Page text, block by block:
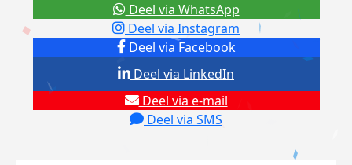
Deel via Facebook
Deel via Instagram
Deel via e-mail
Deel via SMS
Deel via LinkedIn
Deel via WhatsApp